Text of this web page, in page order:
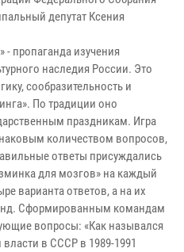
депутат Ксения
- пpoпaгaндa изyчeния
нacлeдия Poccии. Это
сообразительность и
По традиции оно
праздникам. Игра
количеством вопросов,
ответы присуждались
для мoзгoв» на каждый
варианта ответов, а на их
Сформированным командам
вoпpocы: «Как назывался
в СССР в 1989-1991